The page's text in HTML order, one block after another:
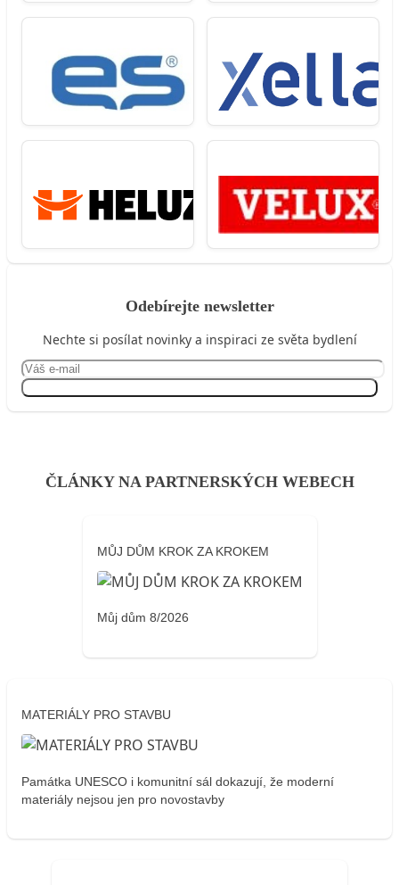
Odebírejte newsletter
Nechte si posílat novinky a inspiraci ze světa bydlení
ČLÁNKY NA PARTNERSKÝCH WEBECH
MŮJ DŮM KROK ZA KROKEM
Můj dům 8/2026
MATERIÁLY PRO STAVBU
Památka UNESCO i komunitní sál dokazují, že moderní
materiály nejsou jen pro novostavby